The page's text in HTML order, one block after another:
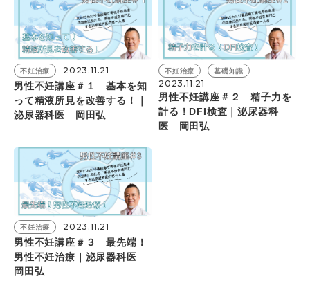
不妊治療 2023.11.21
男性不妊講座＃１ 基本を知
って精液所見を改善する！｜
泌尿器科医 岡田弘
不妊治療 基礎知識
2023.11.21
男性不妊講座＃２ 精子力を
計る！DFI検査｜泌尿器科
医 岡田弘
不妊治療 2023.11.21
男性不妊講座＃３ 最先端！
男性不妊治療｜泌尿器科医
岡田弘